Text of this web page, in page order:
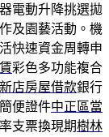
電動升降挑選拋
及園藝活動。機
快速資金周轉申
彩色多功能複合
新店房屋借款銀行
便證件中正區當
支票換現期樹林